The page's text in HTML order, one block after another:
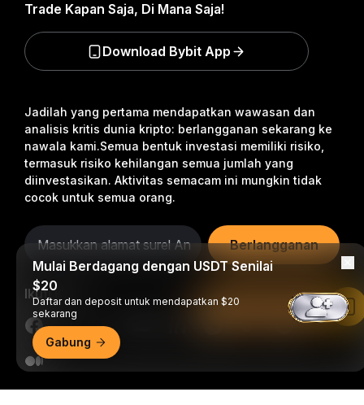
Jadilah yang pertama mendapatkan wawasan dan
analisis kritis dunia kripto: berlangganan sekarang ke
nawala kami.Semua bentuk investasi memiliki risiko,
termasuk risiko kehilangan semua jumlah yang
diinvestasikan. Aktivitas semacam ini mungkin tidak
cocok untuk semua orang.
Berlangganan
Ikuti Kami
Trade Kapan Saja, Di Mana Saja!
Download Bybit App
Mulai Berdagang dengan USDT Senilai
$20
Daftar dan deposit untuk mendapatkan $20
sekarang
Gabung
Baca di Aplikasi Bybit